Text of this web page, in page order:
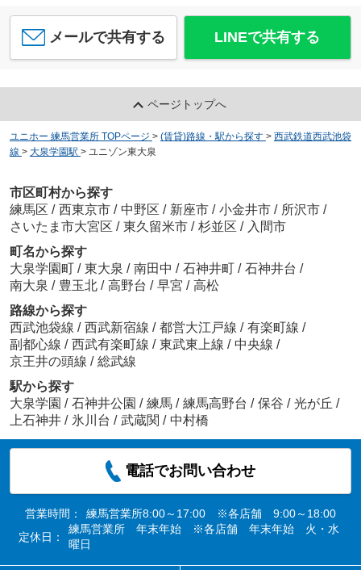
メールで共有する LINEで共有する
ページトップへ
ユニホー 練馬営業所 TOPページ > (賃貸)路線・駅から探す > 西武鉄道西武池袋
線 > 大泉学園駅 > ユニゾン東大泉
市区町村から探す
練馬区 / 西東京市 / 中野区 / 新座市 / 小金井市 / 所沢市 /
さいたま市大宮区 / 東久留米市 / 杉並区 / 入間市
町名から探す
大泉学園町 / 東大泉 / 南田中 / 石神井町 / 石神井台 /
南大泉 / 豊玉北 / 高野台 / 早宮 / 高松
路線から探す
西武池袋線 / 西武新宿線 / 都営大江戸線 / 有楽町線 /
副都心線 / 西武有楽町線 / 東武東上線 / 中央線 /
京王井の頭線 / 総武線
駅から探す
大泉学園 / 石神井公園 / 練馬 / 練馬高野台 / 保谷 / 光が丘 /
上石神井 / 氷川台 / 武蔵関 / 中村橋
電話でお問い合わせ
営業時間：
練馬営業所8:00～17:00 ※各店舗 9:00～18:00
定休日：
練馬営業所 年末年始 ※各店舗 年末年始 火・水
曜日